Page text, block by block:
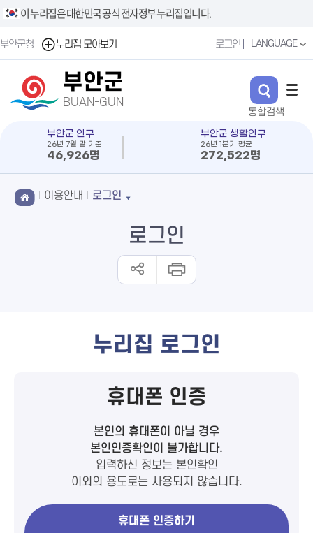
이 누리집은 대한민국 공식 전자정부 누리집입니다.
부안군청 누리집 모아보기 로그인 LANGUAGE
부안군
BUAN-GUN
부안군 인구
26년 7월 말 기준
46,926명
부안군 생활인구
26년 1분기 평균
272,522명
이용안내 로그인
로그인
누리집 로그인
휴대폰 인증
본인의 휴대폰이 아닐 경우
본인인증확인이 불가합니다.
입력하신 정보는 본인확인
이외의 용도로는 사용되지 않습니다.
휴대폰 인증하기